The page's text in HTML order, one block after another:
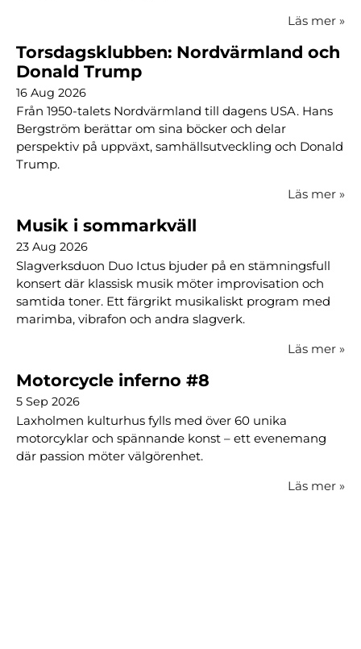
Läs mer »
Torsdagsklubben: Nordvärmland och
Donald Trump
16 Aug 2026
Från 1950-talets Nordvärmland till dagens USA. Hans
Bergström berättar om sina böcker och delar
perspektiv på uppväxt, samhällsutveckling och Donald
Trump.
Läs mer »
Musik i sommarkväll
23 Aug 2026
Slagverksduon Duo Ictus bjuder på en stämningsfull
konsert där klassisk musik möter improvisation och
samtida toner. Ett färgrikt musikaliskt program med
marimba, vibrafon och andra slagverk.
Läs mer »
Motorcycle inferno #8
5 Sep 2026
Laxholmen kulturhus fylls med över 60 unika
motorcyklar och spännande konst – ett evenemang
där passion möter välgörenhet.
Läs mer »